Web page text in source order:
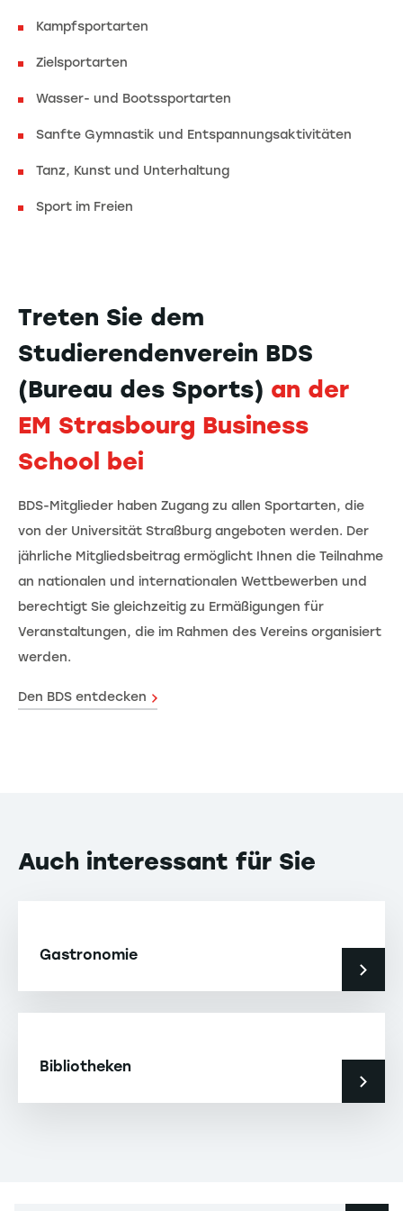
Kampfsportarten
Zielsportarten
Wasser- und Bootssportarten
Sanfte Gymnastik und Entspannungsaktivitäten
Tanz, Kunst und Unterhaltung
Sport im Freien
Treten Sie dem
Studierendenverein BDS
(Bureau des Sports) an der
EM Strasbourg Business
School bei
BDS-Mitglieder haben Zugang zu allen Sportarten, die
von der Universität Straßburg angeboten werden. Der
jährliche Mitgliedsbeitrag ermöglicht Ihnen die Teilnahme
an nationalen und internationalen Wettbewerben und
berechtigt Sie gleichzeitig zu Ermäßigungen für
Veranstaltungen, die im Rahmen des Vereins organisiert
werden.
Den BDS entdecken
Auch interessant für Sie
Gastronomie
Bibliotheken